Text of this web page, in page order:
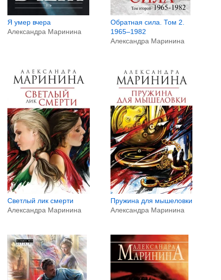
Я умер вчера
Александра Маринина
Обратная сила. Том 2.
1965–1982
Александра Маринина
Светлый лик смерти
Александра Маринина
Пружина для мышеловки
Александра Маринина